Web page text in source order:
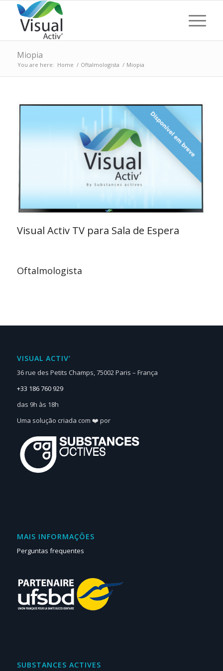
Miopia
You are here: Home / Oftalmologista / Miopia
Visual Activ TV para Sala de Espera
Oftalmologista
VISUAL ACTIV‘
36 rue des Petits Champs, 75002 Paris – França
+33 186 760 929
das 9h às 18h
Uma solução criada com ❤️ por
MAIS INFORMAÇÕES
Perguntas frequentes
SUBSTANCES ACTIVES